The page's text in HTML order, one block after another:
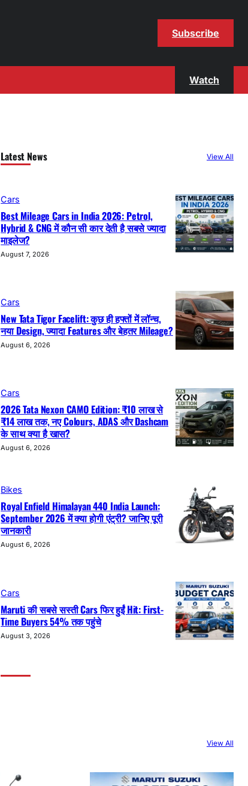
Subscribe
Watch
Latest News View All
Cars
Best Mileage Cars in India 2026: Petrol,
Hybrid & CNG में कौन सी कार देती है सबसे ज्यादा
माइलेज?
August 7, 2026
Cars
New Tata Tigor Facelift: कुछ ही हफ्तों में लॉन्च,
नया Design, ज्यादा Features और बेहतर Mileage?
August 6, 2026
Cars
2026 Tata Nexon CAMO Edition: ₹10 लाख से
₹14 लाख तक, नए Colours, ADAS और Dashcam
के साथ क्या है खास?
August 6, 2026
Bikes
Royal Enfield Himalayan 440 India Launch:
September 2026 में क्या होगी एंट्री? जानिए पूरी
जानकारी
August 6, 2026
Cars
Maruti की सबसे सस्ती Cars फिर हुईं Hit: First-
Time Buyers 54% तक पहुंचे
August 3, 2026
View All